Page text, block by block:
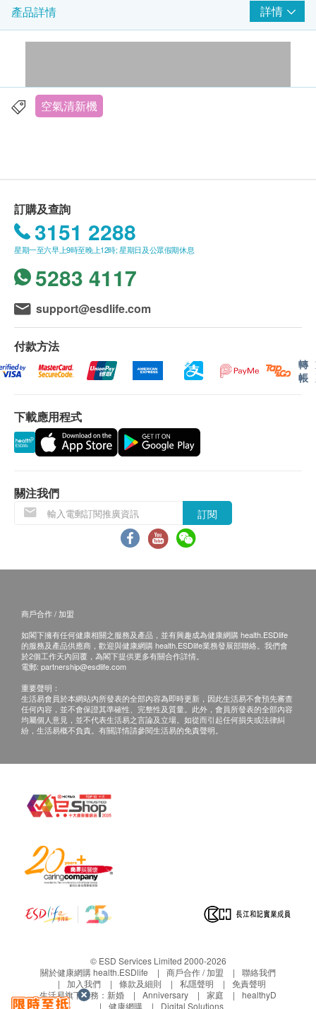
產品詳情 詳情
專業AeraSense微粒感測器，即時顯示PM2.5數值
或室內過敏原指數 (IAI)
精確氣體感測器，即時感測揮發性有機化合物
(VOC)及異味
四色空氣質素顯示燈，即時反映實內空氣狀況
型格設計融合專業級過濾效能
NanoProtect S3活性碳HEPA濾網，高效過濾細小
至3納米的有害物質
過濾99.9%病毒、99.9%病菌、過濾99.97% 空氣
中的致敏原
3D空氣循環技術，配合螺旋形出風口設計，全面
提升過濾效能
三種模式，配合不同使用需要：自動、特強、睡眠
智能應用程式連接功能，可遙控空氣清新機(開
關、更改風速、查看濾網壽命)，及監察室內、外
專業認證：歐洲過敏研究機構(ECARF)、歐洲
Airmid以及Quiet Mark靜音認證
替換濾網：FY3430/30 (活性碳HEPA濾網，機內
隨附)、FY3140/00 (複合甲醛HEPA濾網，另行選
配)
產品規格
電壓: 230 伏
電源: 55 瓦
產品重量: 645*290*290 千克
產品尺寸（長 x 闊 x 高）: 645*290*290
包裝尺寸（長 x 闊 x 高）: 716*355*355 毫米
空氣清新機
訂購及查詢
3151 2288
星期一至六早上9時至晚上12時; 星期日及公眾假期休息
5283 4117
support@esdlife.com
付款方法
轉
帳
下載應用程式
關注我們
訂閱
商戶合作 / 加盟
如閣下擁有任何健康相關之服務及產品，並有興趣成為健康網購 health.ESDlife
的服務及產品供應商，歡迎與健康網購 health.ESDlife業務發展部聯絡。我們會
於2個工作天內回覆，為閣下提供更多有關合作詳情。
電郵: partnership@esdlife.com
重要聲明：
生活易會員於本網站內所發表的全部內容為即時更新，因此生活易不會預先審查
任何內容，並不會保證其準確性、完整性及質量。此外，會員所發表的全部內容
均屬個人意見，並不代表生活易之言論及立場。如從而引起任何損失或法律糾
紛，生活易概不負責。有關詳情請參閱生活易的免責聲明。
© ESD Services Limited 2000-2026
關於健康網購 health.ESDlife
商戶合作 / 加盟
聯絡我們
加入我們
條款及細則 私隱聲明
免責聲明
生活易旗下業務： 新婚 Anniversary 家庭
healthyD
健康網購
Digital Solutions